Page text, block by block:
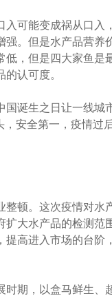
可能变成祸从口入
。但是水产品营养
低，但是四大家鱼是
认可度。
诞生之日让一线城
，安全第一，疫情过
整顿。这次疫情对
扩大水产品的检测范
提高进入市场的台
时期，以盒马鲜生、